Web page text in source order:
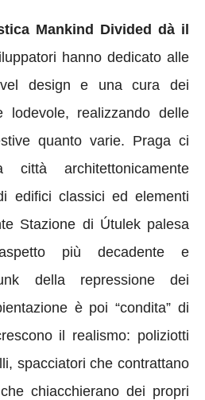
Mankind Divided dà il
hanno dedicato alle
design e una cura dei
lodevole, realizzando delle
quanto varie. Praga ci
architettonicamente
edifici classici ed elementi
Stazione di Útulek palesa
più decadente e
della repressione dei
è poi “condita” di
il realismo: poliziotti
spacciatori che contrattano
chiacchierano dei propri